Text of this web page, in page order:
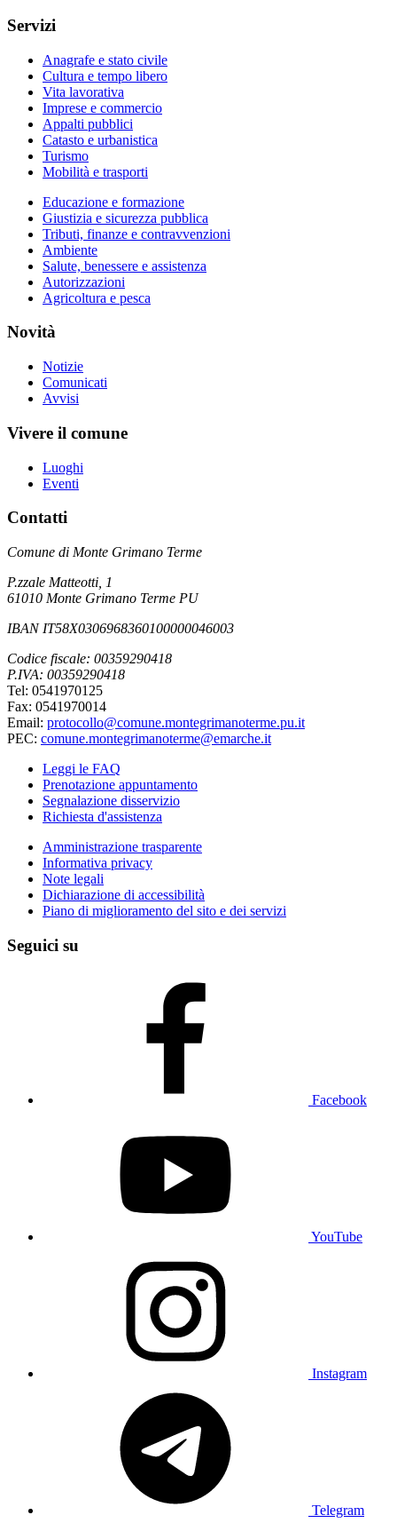
Servizi
Anagrafe e stato civile
Cultura e tempo libero
Vita lavorativa
Imprese e commercio
Appalti pubblici
Catasto e urbanistica
Turismo
Mobilità e trasporti
Educazione e formazione
Giustizia e sicurezza pubblica
Tributi, finanze e contravvenzioni
Ambiente
Salute, benessere e assistenza
Autorizzazioni
Agricoltura e pesca
Novità
Notizie
Comunicati
Avvisi
Vivere il comune
Luoghi
Eventi
Contatti
Comune di Monte Grimano Terme
P.zzale Matteotti, 1
61010 Monte Grimano Terme PU
IBAN IT58X0306968360100000046003
Codice fiscale: 00359290418
P.IVA: 00359290418
Tel: 0541970125
Fax: 0541970014
Email: protocollo@comune.montegrimanoterme.pu.it
PEC: comune.montegrimanoterme@emarche.it
Leggi le FAQ
Prenotazione appuntamento
Segnalazione disservizio
Richiesta d'assistenza
Amministrazione trasparente
Informativa privacy
Note legali
Dichiarazione di accessibilità
Piano di miglioramento del sito e dei servizi
Seguici su
Facebook
YouTube
Instagram
Telegram